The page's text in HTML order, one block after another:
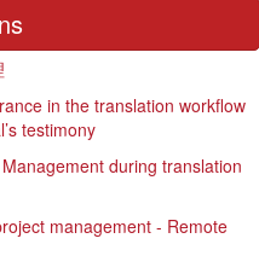
in the translation workflow
testimony
during translation
management - Remote